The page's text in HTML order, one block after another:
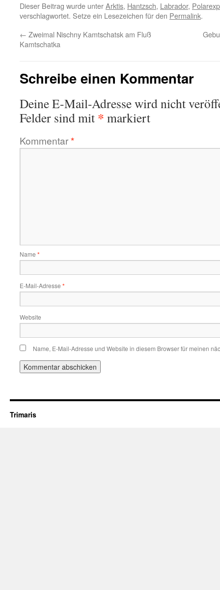
Dieser Beitrag wurde unterArktis, Hantzsch, Labrador,
verschlagwortet. Setze ein Lesezeichen für den Permalink.
← Zweimal Nischny Kamtschatsk am Fluß
Kamtschatka
Schreibe einen Kommentar
Deine E-Mail-Adresse wird nicht
Felder sind mit * markiert
Kommentar*
Name *
E-Mail-Adresse *
Website
Name, E-Mail-Adresse und Website in diesem Browser für meinen
Trimaris